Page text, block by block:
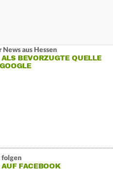
News aus Hessen
ALS BEVORZUGTE QUELLE
folgen
AUF FACEBOOK